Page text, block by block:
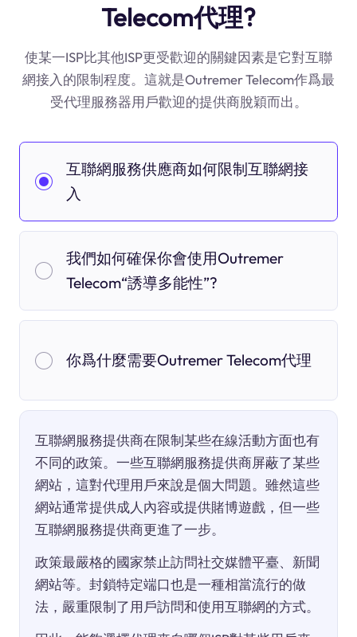
Telecom代理?
使某一ISP比其他ISP更受歡迎的關鍵因素是它對互聯
網接入的限制程度。這就是Outremer Telecom作爲最
受代理服務器用戶歡迎的提供商脫穎而出。
互聯網服務供應商如何限制互聯網接
入
我們如何確保你會使用Outremer
Telecom“誘導多能性”?
你爲什麼需要Outremer Telecom代理
互聯網服務提供商在限制某些在線活動方面也有
不同的政策。一些互聯網服務提供商屏蔽了某些
網站，這對代理用戶來說是個大問題。雖然這些
網站通常提供成人內容或提供賭博遊戲，但一些
互聯網服務提供商更進了一步。
政策最嚴格的國家禁止訪問社交媒體平臺、新聞
網站等。封鎖特定端口也是一種相當流行的做
法，嚴重限制了用戶訪問和使用互聯網的方式。